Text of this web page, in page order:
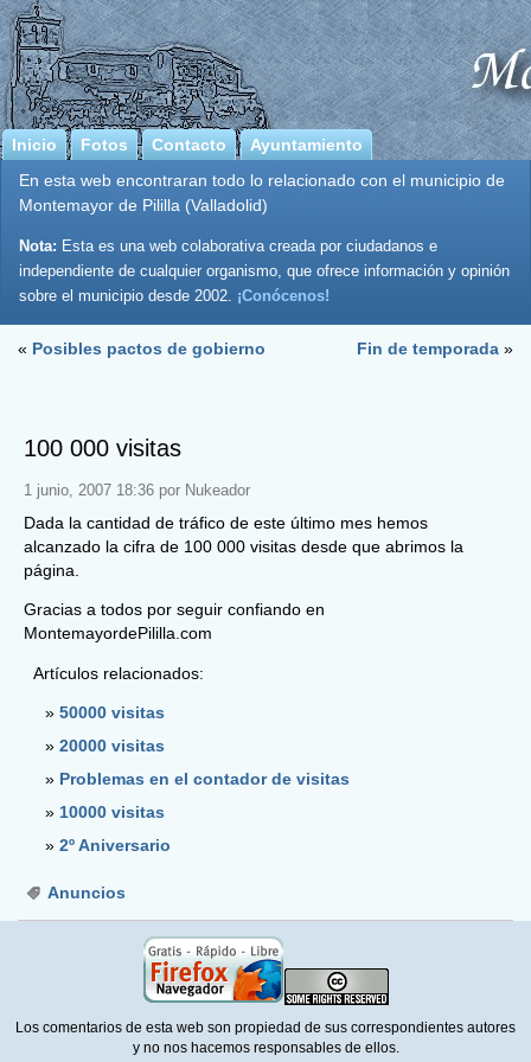
Inicio Fotos Contacto
Ayuntamiento
En esta web encontraran todo lo relacionado con el municipio de
Montemayor de Pililla (Valladolid)
Nota: Esta es una web colaborativa creada por ciudadanos e
independiente de cualquier organismo, que ofrece información y opinión
sobre el municipio desde 2002. ¡Conócenos!
« Posibles pactos de gobierno Fin de temporada »
100 000 visitas
1 junio, 2007 18:36 por Nukeador
Dada la cantidad de tráfico de este último mes hemos
alcanzado la cifra de 100 000 visitas desde que abrimos la
página.
Gracias a todos por seguir confiando en
MontemayordePililla.com
Artículos relacionados:
50000 visitas
20000 visitas
Problemas en el contador de visitas
10000 visitas
2º Aniversario
Anuncios
Los comentarios de esta web son propiedad de sus correspondientes autores
y no nos hacemos responsables de ellos.